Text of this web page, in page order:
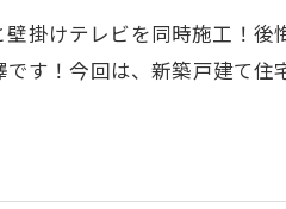
掛けテレビを同時施工！
です！今回は、新築戸建て